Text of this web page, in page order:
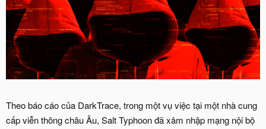
Theo báo cáo của DarkTrace, trong một vụ việc tại một nhà cung
cấp viễn thông châu Âu, Salt Typhoon đã xâm nhập mạng nội bộ